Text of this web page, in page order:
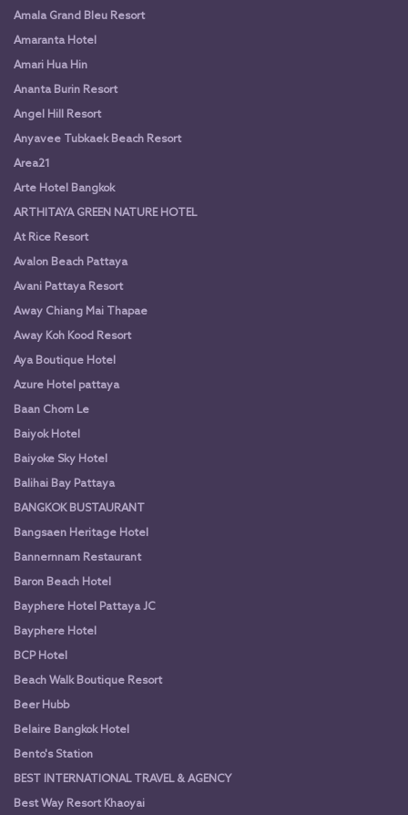
Amala Grand Bleu Resort
Amaranta Hotel
Amari Hua Hin
Ananta Burin Resort
Angel Hill Resort
Anyavee Tubkaek Beach Resort
Area21
Arte Hotel Bangkok
ARTHITAYA GREEN NATURE HOTEL
At Rice Resort
Avalon Beach Pattaya
Avani Pattaya Resort
Away Chiang Mai Thapae
Away Koh Kood Resort
Aya Boutique Hotel
Azure Hotel pattaya
Baan Chom Le
Baiyok Hotel
Baiyoke Sky Hotel
Balihai Bay Pattaya
BANGKOK BUSTAURANT
Bangsaen Heritage Hotel
Bannernnam Restaurant
Baron Beach Hotel
Bayphere Hotel Pattaya JC
Bayphere Hotel
BCP Hotel
Beach Walk Boutique Resort
Beer Hubb
Belaire Bangkok Hotel
Bento's Station
BEST INTERNATIONAL TRAVEL & AGENCY
Best Way Resort Khaoyai